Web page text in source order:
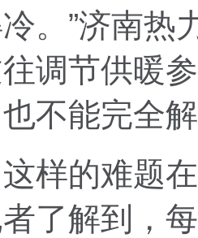
。”济南
调节供暖
不能完全
的难题在“
了解到，